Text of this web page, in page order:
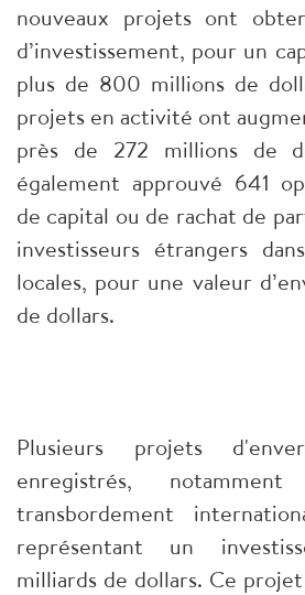
nouveaux projets ont
d’investissement, pour un
plus de 800 millions de
projets en activité ont
près de 272 millions de
également approuvé 641
de capital ou de rachat de
investisseurs étrangers
locales, pour une valeur
de dollars.
Plusieurs projets
enregistrés,
transbordement
représentant un
milliards de dollars. Ce